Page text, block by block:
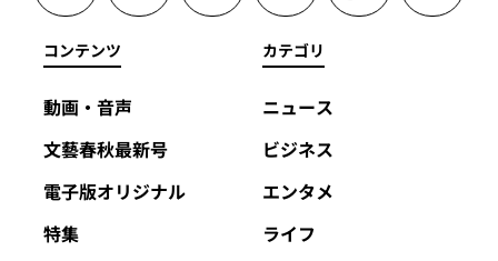
コンテンツ
動画・音声
文藝春秋最新号
電子版オリジナル
特集
カテゴリ
ニュース
ビジネス
エンタメ
ライフ